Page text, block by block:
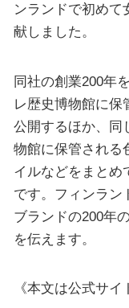
ンランドで初めて
献しました。
同社の創業200年
レ歴史博物館に保
公開するほか、同
物館に保管される
イルなどをまとめ
です。フィンラン
ブランドの200年
を伝えます。
《本文は公式サイ